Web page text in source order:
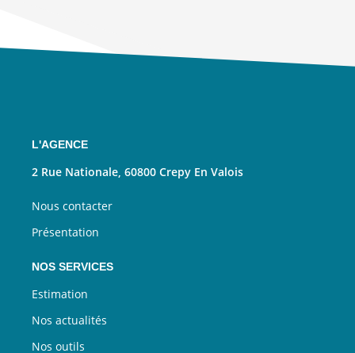
L'AGENCE
2 Rue Nationale, 60800 Crepy En Valois
Nous contacter
Présentation
NOS SERVICES
Estimation
Nos actualités
Nos outils